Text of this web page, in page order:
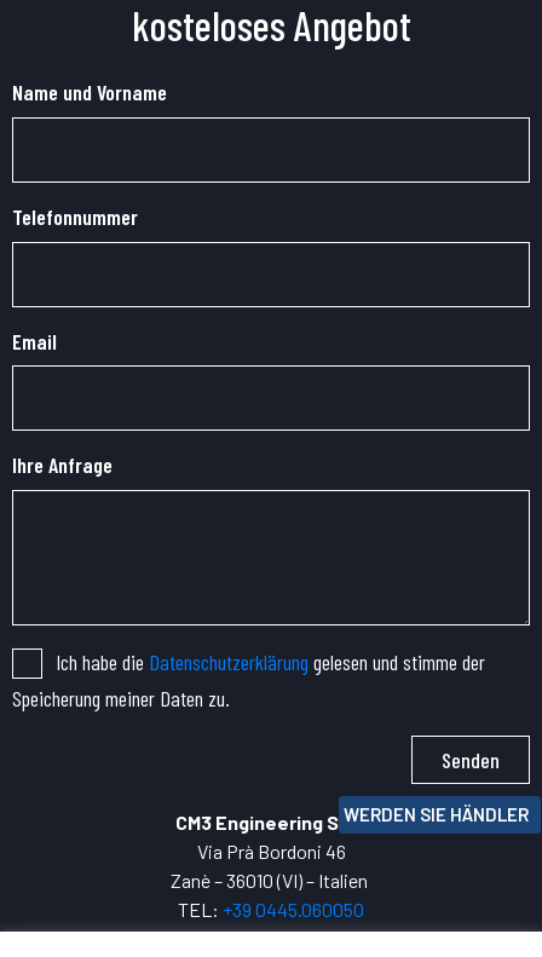
WERDEN SIE HÄNDLER
kosteloses Angebot
Name und Vorname
Telefonnummer
Email
Ihre Anfrage
Ich habe die Datenschutzerklärung gelesen und stimme der
Speicherung meiner Daten zu.
Senden
CM3 Engineering SRL
Via Prà Bordoni 46
Zanè – 36010 (VI) – Italien
TEL: +39 0445.060050
P.IVA: 04271800247